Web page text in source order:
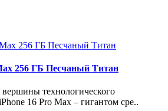
256 ГБ Песчаный Титан
технологического
16 Pro Max – гигантом сре..